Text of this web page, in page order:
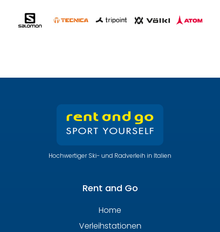
Hochwertiger Ski- und Radverleih in Italien
Rent and Go
Home
Verleihstationen